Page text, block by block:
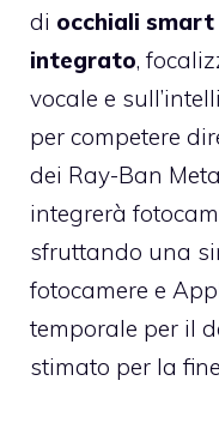
di occhiali
integrato,
vocale e
per competere
dei Ray-Ban
integrerà
sfruttando una
fotocamere e
temporale per il
stimato per la